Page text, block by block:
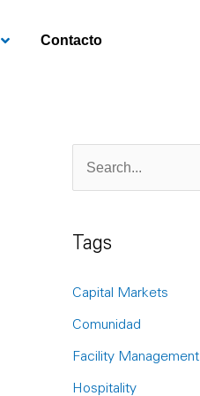
OPEN INVESTIGACIÓN
Contacto
a
c
h
Tags
Capital Markets
Comunidad
Facility Management
Hospitality